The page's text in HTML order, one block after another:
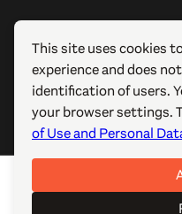
ABOUT THIS WEBSITE
USEFUL LINKS
FOLLOW US
© 2012-2026 TCP/ARPT
GOMO
This site uses cookies
experience and does
identification of users.
your browser settings.
of Use and Personal